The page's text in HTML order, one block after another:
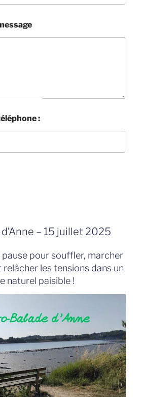
:
– 15 juillet 2025
pour souffler, marcher
les tensions dans un
naturel paisible !